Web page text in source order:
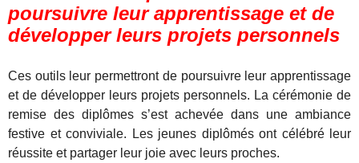
poursuivre leur apprentissage et de
développer leurs projets personnels
Ces outils leur permettront de poursuivre leur apprentissage
et de développer leurs projets personnels. La cérémonie de
remise des diplômes s’est achevée dans une ambiance
festive et conviviale. Les jeunes diplômés ont célébré leur
réussite et partager leur joie avec leurs proches.